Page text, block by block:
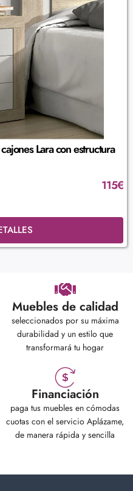
Lara con estructura
115€
Muebles de calidad
seleccionados por su máxima
durabilidad y un estilo que
transformará tu hogar
Financiación
paga tus muebles en cómodas
cuotas con el servicio Aplázame,
de manera rápida y sencilla